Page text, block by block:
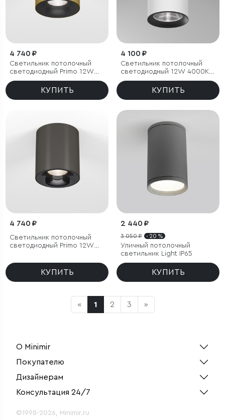
4 740 ₽
Светильник потолочный
светодиодный Primo 12W
4000K латунь
КУПИТЬ
4 100 ₽
Светильник потолочный
светодиодный 12W 4000К
белый/чёрный
КУПИТЬ
4 740 ₽
Светильник потолочный
светодиодный Primo 12W
КУПИТЬ
2 440 ₽
3 050 ₽ - 20 %
Уличный потолочный
светильник Light IP65
КУПИТЬ
« 1 2 3 »
О Minimir
Покупателю
Дизайнерам
Консультация 24/7
©1998-2026, Minimir.ru